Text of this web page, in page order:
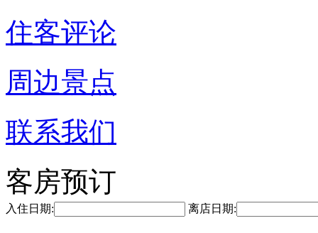
住客评论
周边景点
联系我们
客房预订
入住日期: 离店日期: